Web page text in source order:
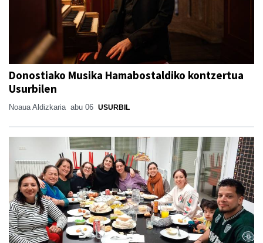
Donostiako Musika Hamabostaldiko kontzertua
Usurbilen
Noaua Aldizkaria abu 06 USURBIL